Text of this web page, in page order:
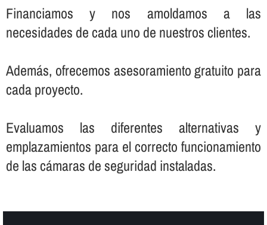
Financiamos y nos amoldamos a las
necesidades de cada uno de nuestros clientes.
Además, ofrecemos asesoramiento gratuito para
cada proyecto.
Evaluamos las diferentes alternativas y
emplazamientos para el correcto funcionamiento
de las cámaras de seguridad instaladas.